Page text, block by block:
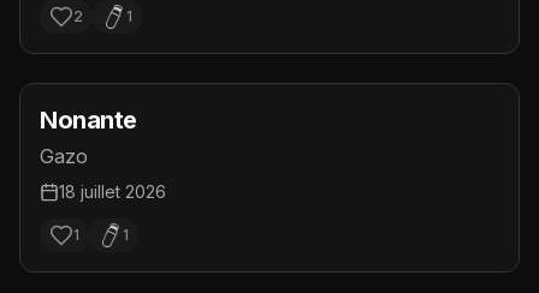
2 1
Nonante
Gazo
18 juillet 2026
1 1